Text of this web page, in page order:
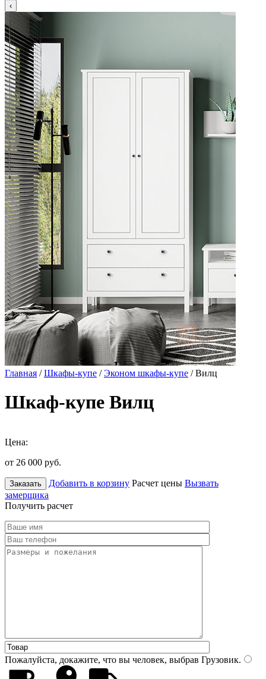
Главная /Шкафы-купе /Эконом шкафы-купе / Вилц
Шкаф-купе Вилц
Цена:
от 26 000 руб.
Заказать Добавить в корзину Расчет цены Вызвать
замерщика
Получить расчет
Пожалуйста, докажите, что вы человек, выбрав Грузовик.